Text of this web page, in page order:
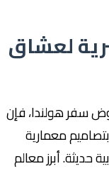
لعشاق
هولندا، فإن
معمارية
أبرز معالم